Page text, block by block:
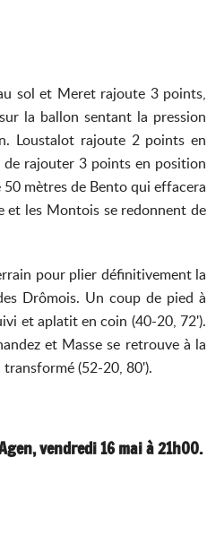
sol et Meret rajoute 3 points,
la ballon sentant la pression
Loustalot rajoute 2 points en
rajouter 3 points en position
mètres de Bento qui effacera
et les Montois se redonnent de
pour plier définitivement la
Drômois. Un coup de pied à
et aplatit en coin (40-20, 72').
et Masse se retrouve à la
(52-20, 80').
vendredi 16 mai à 21h00.